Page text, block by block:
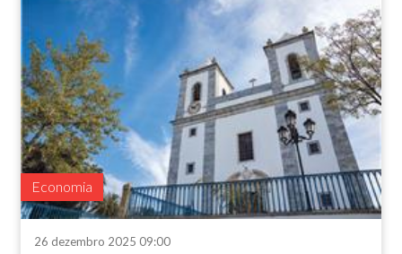
Economia
26 dezembro 2025 09:00